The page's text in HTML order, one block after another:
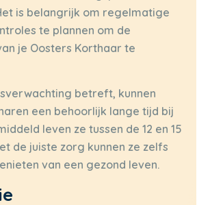
is belangrijk om regelmatige
te plannen om de
je Oosters Korthaar te
betreft, kunnen
een behoorlijk lange tijd bij
leven ze tussen de 12 en 15
de juiste zorg kunnen ze zelfs
van een gezond leven.